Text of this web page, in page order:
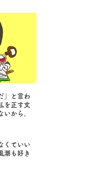
」と言わ
を正す文
いから。
くていい
潮も好き